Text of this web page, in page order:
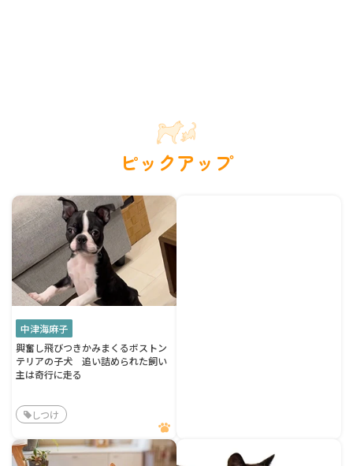
ピックアップ
中津海麻子
興奮し飛びつきかみまくるボストン
テリアの子犬 追い詰められた飼い
主は奇行に走る
しつけ